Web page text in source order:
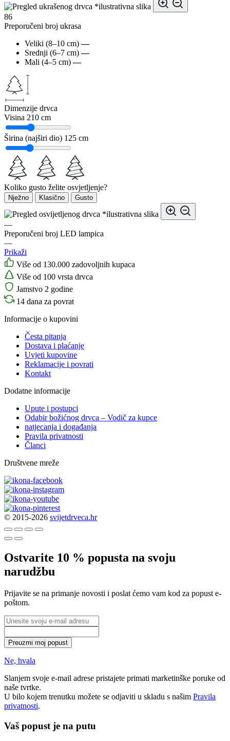
*ilustrativna slika
86
Preporučeni broj ukrasa
Veliki (8–10 cm) —
Srednji (6–7 cm) —
Mali (4–5 cm) —
Dimenzije drvca
Visina 210 cm
Širina (najširi dio) 125 cm
Koliko gusto želite osvjetljenje?
Nježno Klasično Gusto
*ilustrativna slika
—
Preporučeni broj LED lampica
—
Prikaži
Više od 130.000 zadovoljnih kupaca
Više od 100 vrsta drvca
Jamstvo 2 godine
14 dana za povrat
Informacije o kupovini
Česta pitanja
Dostava i plaćanje
Uvjeti kupovine
Reklamacije i povrati
Kontakt
Dodatne informacije
Upute i postupci
Odabir božićnog drvca – Vodič za kupce
natjecanja i događanja
Pravila privatnosti
Članci
Društvene mreže
© 2015-2026 svijetdrveca.hr
Ostvarite 10 % popusta na svoju
narudžbu
Prijavite se na primanje novosti i poslat ćemo vam kod za popust e-
poštom.
Preuzmi moj popust
Ne, hvala
Slanjem svoje e-mail adrese pristajete primati marketinške poruke od
naše tvrtke.
U bilo kojem trenutku možete se odjaviti u skladu s našim Pravila
privatnosti.
Vaš popust je na putu